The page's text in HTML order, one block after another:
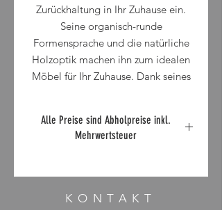
Zurückhaltung in Ihr Zuhause ein.
Seine organisch-runde
Formensprache und die natürliche
Holzoptik machen ihn zum idealen
Möbel für Ihr Zuhause. Dank seines
jedem Stuhl kombinieren und wird
so zum Herzstück jeder
Alle Preise sind Abholpreise inkl.
Mehrwertsteuer
KONTAKT